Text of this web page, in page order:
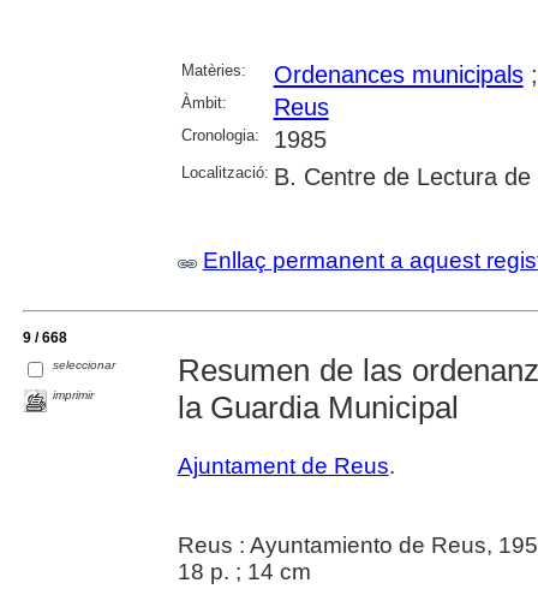
Matèries: Ordenances municipals
Àmbit: Reus
Cronologia: 1985
Localització: B. Centre de Lectura de
Enllaç permanent a aquest
9 / 668
seleccionar
imprimir
Resumen de las
la Guardia Municipal
Ajuntament de Reus.
Reus : Ayuntamiento de Reus,
18 p. ; 14 cm